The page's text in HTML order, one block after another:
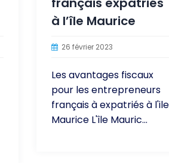
à l’île Maurice
26 février 2023
Les avantages fiscaux
pour les entrepreneurs
français à expatriés à l'ile
Maurice L'île Mauric...